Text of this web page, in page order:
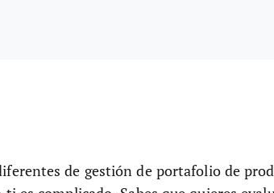
de gestión de portafolio de